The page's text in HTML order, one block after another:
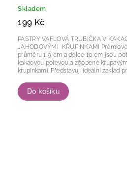
Skladem
199 Kč
Do košíku
PASTRY VAFLOVÁ TRUBIČKA V
JAHODOVÝMI KŘUPINKAMI Prémiové vaflové trubičky o
průměru 1,9 cm a délce 10 cm jsou
kakaovou polevou a zdobené
křupinkami. Představují ideální základ